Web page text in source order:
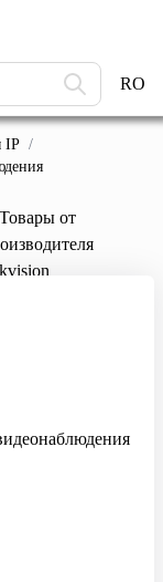
RO
IP /